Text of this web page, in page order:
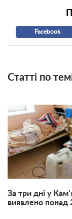
Facebook
Статті по
За три дні у
виявлено понад